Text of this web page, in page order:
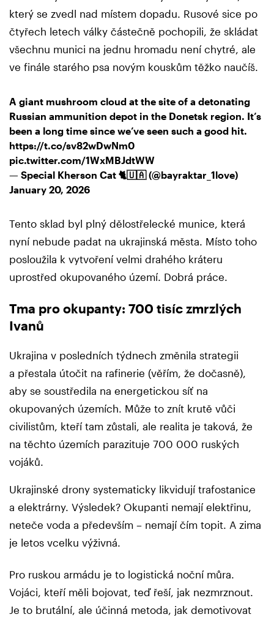
který se zvedl nad místem dopadu. Rusové sice po
čtyřech letech války částečně pochopili, že skládat
všechnu munici na jednu hromadu není chytré, ale
ve finále starého psa novým kouskům těžko naučíš.
A giant mushroom cloud at the site of a detonating
Russian ammunition depot in the Donetsk region. It’s
been a long time since we’ve seen such a good hit.
https://t.co/sv82wDwNm0
pic.twitter.com/1WxMBJdtWW
— Special Kherson Cat 🐈🇺🇦 (@bayraktar_1love)
January 20, 2026
Tento sklad byl plný dělostřelecké munice, která
nyní nebude padat na ukrajinská města. Místo toho
posloužila k vytvoření velmi drahého kráteru
uprostřed okupovaného území. Dobrá práce.
Tma pro okupanty: 700 tisíc zmrzlých
Ivanů
Ukrajina v posledních týdnech změnila strategii
a přestala útočit na rafinerie (věřím, že dočasně),
aby se soustředila na energetickou síť na
okupovaných územích. Může to znít krutě vůči
civilistům, kteří tam zůstali, ale realita je taková, že
na těchto územích parazituje 700 000 ruských
vojáků.
Ukrajinské drony systematicky likvidují trafostanice
a elektrárny. Výsledek? Okupanti nemají elektřinu,
neteče voda a především – nemají čím topit. A zima
je letos vcelku výživná.
Pro ruskou armádu je to logistická noční můra.
Vojáci, kteří měli bojovat, teď řeší, jak nezmrznout.
Je to brutální, ale účinná metoda, jak demotivovat